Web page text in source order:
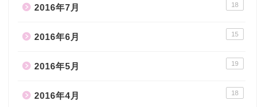
2016年7月 18
2016年6月 15
2016年5月 19
2016年4月 18